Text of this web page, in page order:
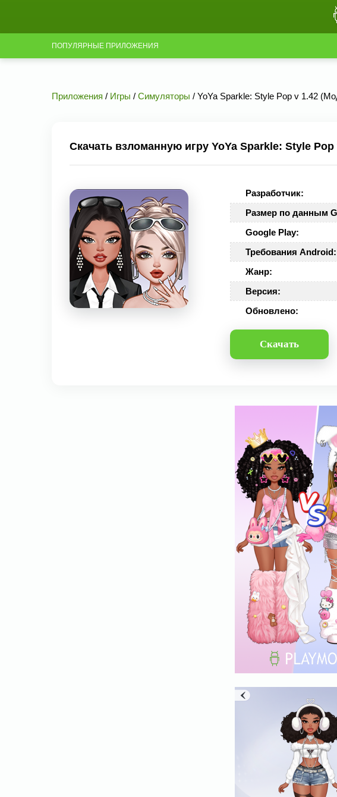
ПОПУЛЯРНЫЕ ПРИЛОЖЕНИЯ
Приложения / Игры / Симуляторы / YoYa Sparkle: Style Pop v 1.42
Скачать взломанную игру YoYa Sparkle: Style
Разработчик:
Размер по данным
Google Play:
Требования Android:
Жанр:
Версия:
Обновлено:
Скачать